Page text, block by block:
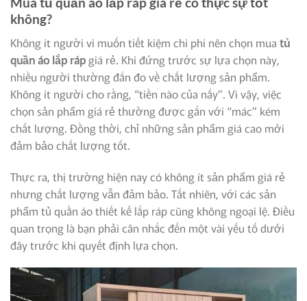
không?
Không ít người vì muốn tiết kiệm chi phí nên chọn mua tủ
quần áo lắp ráp giá rẻ. Khi đứng trước sự lựa chọn này,
nhiều người thường đắn đo về chất lượng sản phẩm.
Không ít người cho rằng, “tiền nào của nấy”. Vì vậy, việc
chọn sản phẩm giá rẻ thường được gắn với “mác” kém
chất lượng. Đồng thời, chỉ những sản phẩm giá cao mới
đảm bảo chất lượng tốt.
Thực ra, thị trường hiện nay có không ít sản phẩm giá rẻ
nhưng chất lượng vẫn đảm bảo. Tất nhiên, với các sản
phẩm tủ quần áo thiết kế lắp ráp cũng không ngoại lệ. Điều
quan trọng là bạn phải cân nhắc đến một vài yếu tố dưới
đây trước khi quyết định lựa chọn.